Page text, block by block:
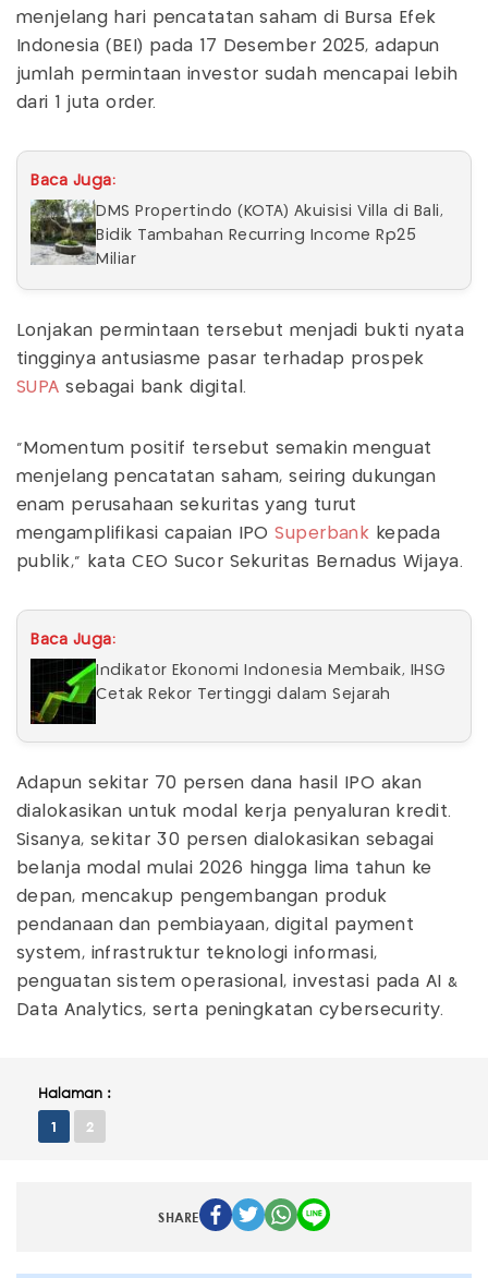
menjelang hari pencatatan saham di Bursa Efek
Indonesia (BEI) pada 17 Desember 2025, adapun
jumlah permintaan investor sudah mencapai lebih
dari 1 juta order.
Baca Juga:
DMS Propertindo (KOTA) Akuisisi Villa di Bali,
Bidik Tambahan Recurring Income Rp25
Miliar
Lonjakan permintaan tersebut menjadi bukti nyata
tingginya antusiasme pasar terhadap prospek
SUPA sebagai bank digital.
"Momentum positif tersebut semakin menguat
menjelang pencatatan saham, seiring dukungan
enam perusahaan sekuritas yang turut
mengamplifikasi capaian IPOSuperbank kepada
publik," kata CEO Sucor Sekuritas Bernadus Wijaya.
Baca Juga:
Indikator Ekonomi Indonesia Membaik, IHSG
Cetak Rekor Tertinggi dalam Sejarah
Adapun sekitar 70 persen dana hasil IPO akan
dialokasikan untuk modal kerja penyaluran kredit.
Sisanya, sekitar 30 persen dialokasikan sebagai
belanja modal mulai 2026 hingga lima tahun ke
depan, mencakup pengembangan produk
pendanaan dan pembiayaan, digital payment
system, infrastruktur teknologi informasi,
penguatan sistem operasional, investasi pada AI &
Data Analytics, serta peningkatan cybersecurity.
Halaman :
1 2
SHARE